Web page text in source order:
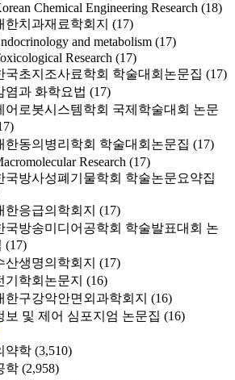
Chemical Engineering Research (18)
한치과재료학회지 (17)
and metabolism (17)
Research (17)
국초지조사료학회 학술대회논문집 (17)
염과 화학요법 (17)
어로봇시스템학회 국제학술대회 논문
한동의병리학회 학술대회논문집 (17)
Research (17)
국방사성폐기물학회 학술논문요약집
한응급의학회지 (17)
국방송미디어공학회 학술발표대회 논
(17)
산생명의학회지 (17)
기학회논문지 (16)
한구강악안면외과학회지 (16)
보 및 제어 심포지엄 논문집 (16)
약학 (3,510)
학 (2,958)